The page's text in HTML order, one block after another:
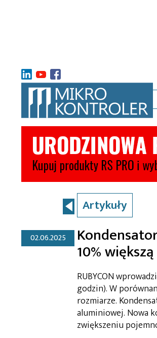
Artykuły
02.06.2025
10%
RUBYCON
godzin). W
rozmiarze.
aluminiowej. Nowa
zwiększeniu